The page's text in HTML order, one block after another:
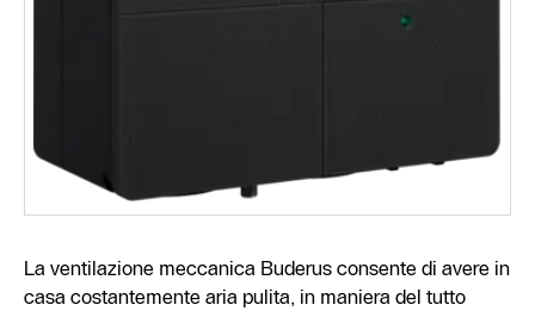
La ventilazione meccanica Buderus consente di avere in
casa costantemente aria pulita, in maniera del tutto